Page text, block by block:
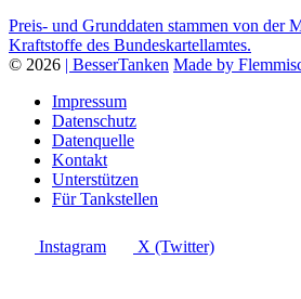
Preis- und Grunddaten stammen von der
Kraftstoffe des Bundeskartellamtes.
© 2026 | BesserTanken Made by
Impressum
Datenschutz
Datenquelle
Kontakt
Unterstützen
Für Tankstellen
Instagram X (Twitter)